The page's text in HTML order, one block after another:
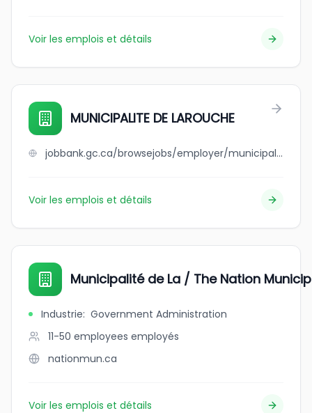
Voir les emplois et détails
MUNICIPALITE DE LAROUCHE
jobbank.gc.ca/browsejobs/employer/municipalite+de+larouche/ca
Voir les emplois et détails
Municipalité de La / The Nation
Industrie: Government Administration
11-50 employees employés
nationmun.ca
Voir les emplois et détails